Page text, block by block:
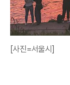
[사진=서울시]